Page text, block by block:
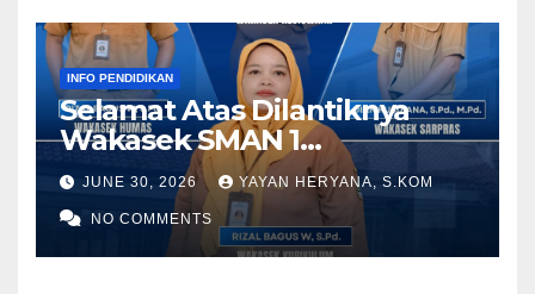
INFO PENDIDIKAN
Selamat Atas Dilantiknya
Wakasek SMAN 1
Pangandaran Periode 2026-
2028
JUNE 30, 2026 YAYAN HERYANA, S.KOM
NO COMMENTS